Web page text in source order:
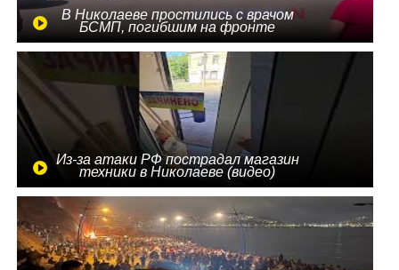
В Николаеве простились с врачом
БСМП, погибшим на фронте
Из-за атаки РФ пострадал магазин
техники в Николаеве (видео)